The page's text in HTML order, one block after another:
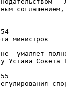
54
министров
умаляет
Устава
55